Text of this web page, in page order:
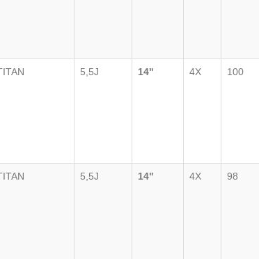
5,5J 14" 4X 100
5,5J 14" 4X 98